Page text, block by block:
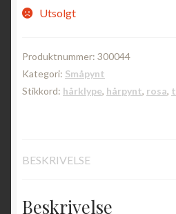
Utsolgt
Produktnummer: 300044
Kategori: Småpynt
Stikkord: hårklype, hårpynt, rosa,
BESKRIVELSE
Beskrivelse